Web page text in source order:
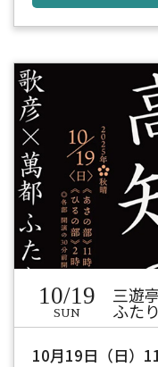
10/19
SUN
三遊
ふた
10月19日（日）